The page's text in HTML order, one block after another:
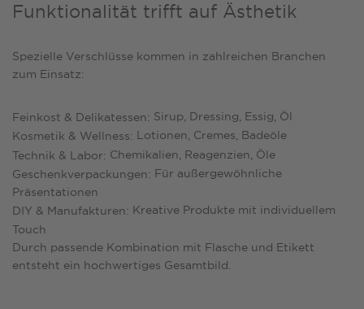
Funktionalität trifft auf Ästhetik
Spezielle Verschlüsse kommen in zahlreichen Branchen
zum Einsatz:
Feinkost & Delikatessen: Sirup, Dressing, Essig, Öl
Kosmetik & Wellness: Lotionen, Cremes, Badeöle
Technik & Labor: Chemikalien, Reagenzien, Öle
Geschenkverpackungen: Für außergewöhnliche
Präsentationen
DIY & Manufakturen: Kreative Produkte mit individuellem
Touch
Durch passende Kombination mit Flasche und Etikett
entsteht ein hochwertiges Gesamtbild.